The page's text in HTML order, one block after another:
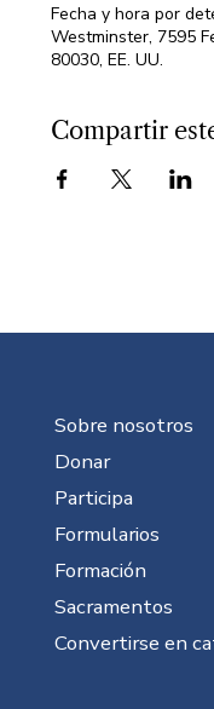
Fecha y hora por
Westminster, 7595
80030, EE. UU.
Compartir
Sobre nosotros
Donar
Participa
Formularios
Formación
Sacramentos
Convertirse en